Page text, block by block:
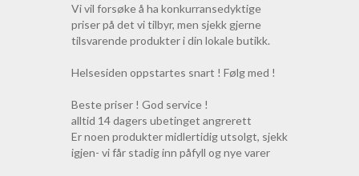
Vi vil forsøke å ha konkurransedyktige
priser på det vi tilbyr, men sjekk gjerne
tilsvarende produkter i din lokale butikk.
Helsesiden oppstartes snart ! Følg med !
Beste priser ! God service !
alltid 14 dagers ubetinget angrerett
Er noen produkter midlertidig utsolgt, sjekk
igjen- vi får stadig inn påfyll og nye varer